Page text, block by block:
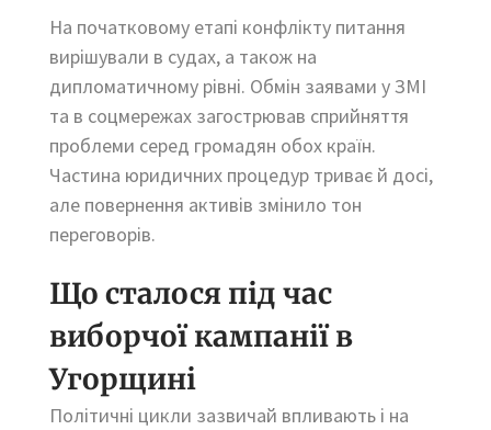
На початковому етапі конфлікту питання
вирішували в судах, а також на
дипломатичному рівні. Обмін заявами у ЗМІ
та в соцмережах загострював сприйняття
проблеми серед громадян обох країн.
Частина юридичних процедур триває й досі,
але повернення активів змінило тон
переговорів.
Що сталося під час
виборчої кампанії в
Угорщині
Політичні цикли зазвичай впливають і на